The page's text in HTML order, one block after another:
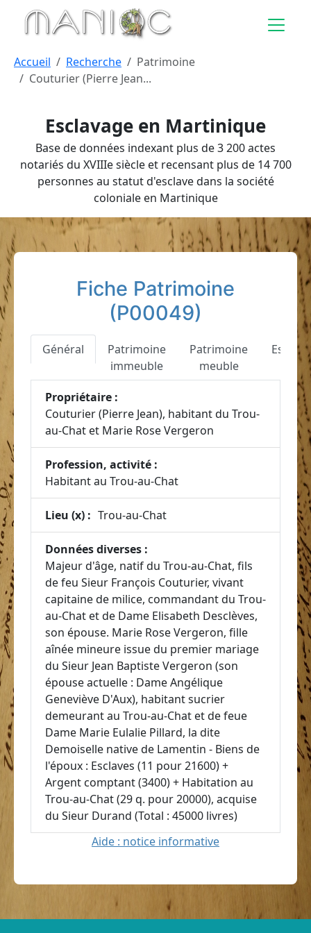
Aller au contenu principal
Esclavage en Martinique
Base de données indexant plus de 3 200 actes
notariés du XVIIIe siècle et recensant plus de 14 700
personnes au statut d'esclave dans la société
coloniale en Martinique
Accueil Recherche
Patrimoine
Couturier (Pierre Jean...
Fiche Patrimoine
(P00049)
Général
Patrimoine
immeuble
Patrimoine
meuble
Propriétaire :
Couturier (Pierre Jean), habitant du Trou-
au-Chat et Marie Rose Vergeron
Profession, activité :
Habitant au Trou-au-Chat
Lieu (x) : Trou-au-Chat
Données diverses :
Majeur d'âge, natif du Trou-au-Chat, fils
de feu Sieur François Couturier, vivant
capitaine de milice, commandant du Trou-
au-Chat et de Dame Elisabeth Desclèves,
son épouse. Marie Rose Vergeron, fille
aînée mineure issue du premier mariage
du Sieur Jean Baptiste Vergeron (son
épouse actuelle : Dame Angélique
Geneviève D'Aux), habitant sucrier
demeurant au Trou-au-Chat et de feue
Dame Marie Eulalie Pillard, la dite
Demoiselle native de Lamentin - Biens de
l'époux : Esclaves (11 pour 21600) +
Argent comptant (3400) + Habitation au
Trou-au-Chat (29 q. pour 20000), acquise
du Sieur Durand (Total : 45000 livres)
Aide : notice informative